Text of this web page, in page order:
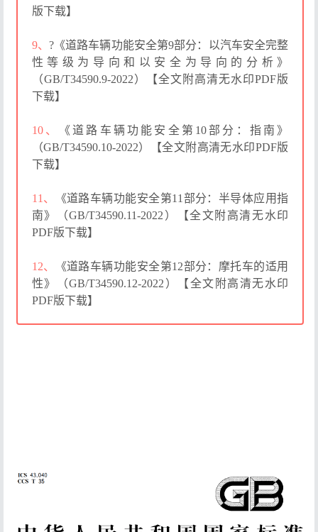
版下载】
9、 ?《道路车辆功能安全第9部分：以汽车安全完整
性等级为导向和以安全为导向的分析》
（GB/T34590.9-2022）【全文附高清无水印PDF版
下载】
10、
《道路车辆功能安全第10部分：指南》
（GB/T34590.10-2022）【全文附高清无水印PDF版
下载】
11、
《道路车辆功能安全第11部分：半导体应用指
南》（GB/T34590.11-2022）【全文附高清无水印
PDF版下载】
12、
《道路车辆功能安全第12部分：摩托车的适用
性》（GB/T34590.12-2022）【全文附高清无水印
PDF版下载】